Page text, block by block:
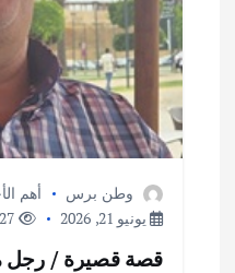
وطن برس أهم
يونيو 21, 2026
قصة قصيرة /